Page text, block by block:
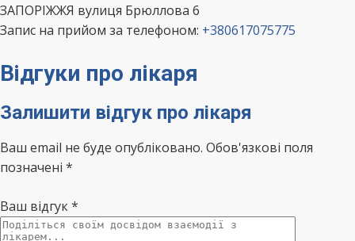
ЗАПОРІЖЖЯ вулиця Брюллова 6
Запис на прийом за телефоном: +380617075775
Відгуки про лікаря
Залишити відгук про лікаря
Ваш email не буде опубліковано. Обов'язкові поля
позначені *
Ваш відгук*